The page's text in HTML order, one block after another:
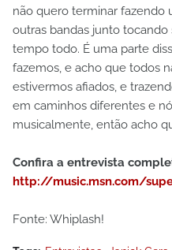
não quero terminar fazendo
outras bandas junto
tempo todo. É uma parte
fazemos, e acho que todos
estivermos afiados, e
em caminhos diferentes e
musicalmente, então acho
Confira a entrevista
http://music.msn.com/
Fonte: Whiplash!